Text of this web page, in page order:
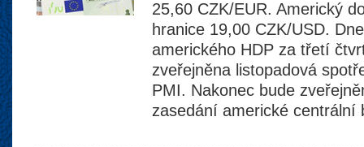
25,60 CZK/EUR. Americký
hranice 19,00 CZK/USD.
amerického HDP za třetí
zveřejněna listopadová
PMI. Nakonec bude
zasedání americké centrální